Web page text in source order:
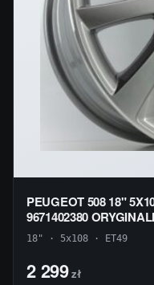
PEUGEOT 508 18"
9671402380
18" · 5x108 · ET49
2 299zł